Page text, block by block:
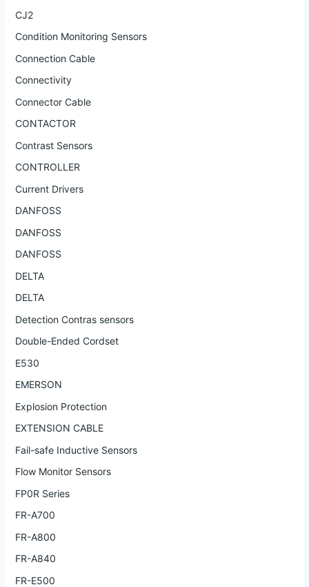
CJ2
Condition Monitoring Sensors
Connection Cable
Connectivity
Connector Cable
CONTACTOR
Contrast Sensors
CONTROLLER
Current Drivers
DANFOSS
DANFOSS
DANFOSS
DELTA
DELTA
Detection Contras sensors
Double-Ended Cordset
E530
EMERSON
Explosion Protection
EXTENSION CABLE
Fail-safe Inductive Sensors
Flow Monitor Sensors
FP0R Series
FR-A700
FR-A800
FR-A840
FR-E500